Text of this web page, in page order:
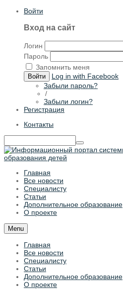
Войти
Вход на сайт
Логин
Пароль
Запомнить меня
Войти
Log in with Facebook
Забыли пароль?
/
Забыли логин?
Регистрация
Контакты
Главная
Все новости
Специалисту
Статьи
Дополнительное образование
О проекте
Menu
Главная
Все новости
Специалисту
Статьи
Дополнительное образование
О проекте